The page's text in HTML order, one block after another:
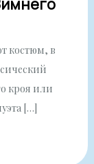
костюм, в
кроя или
[…]